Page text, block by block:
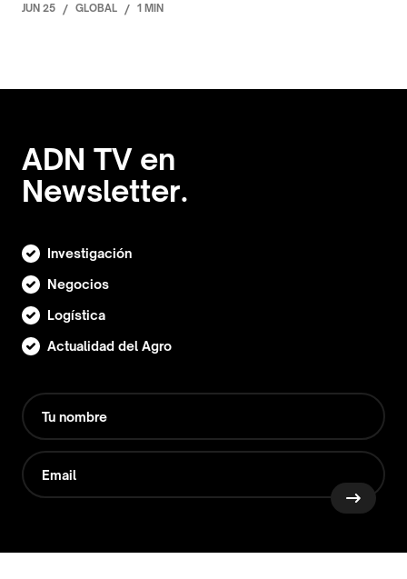
JUN 25 / GLOBAL / 1 MIN
ADN TV en
Newsletter.
Investigación
Negocios
Logística
Actualidad del Agro